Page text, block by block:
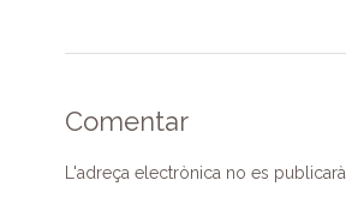
Comentar
L'adreça electrònica no es publicarà.